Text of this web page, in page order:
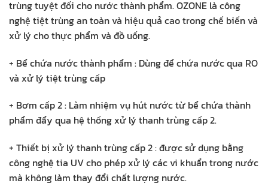
trùng tuyệt đối cho nước thành phẩm. OZONE là công
nghệ tiệt trùng an toàn và hiệu quả cao trong chế biến và
xử lý cho thực phẩm và đồ uống.
+ Bể chứa nước thành phẩm : Dùng để chứa nước qua RO
và xử lý tiệt trùng cấp
+ Bơm cấp 2 : Làm nhiệm vụ hút nước từ bể chứa thành
phẩm đẩy qua hệ thống xử lý thanh trùng cấp 2.
+ Thiết bị xử lý thanh trùng cấp 2 : được sử dụng bằng
công nghệ tia UV cho phép xử lý các vi khuẩn trong nước
mà không làm thay đổi chất lượng nước.